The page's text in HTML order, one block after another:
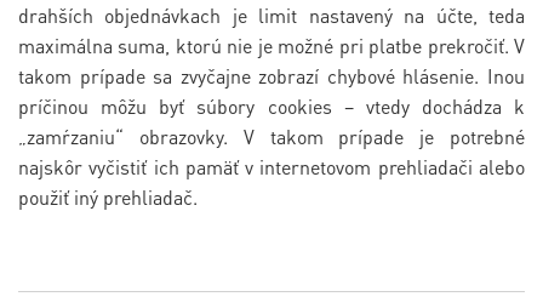
drahších objednávkach je limit nastavený na účte, teda
maximálna suma, ktorú nie je možné pri platbe prekročiť. V
takom prípade sa zvyčajne zobrazí chybové hlásenie. Inou
príčinou môžu byť súbory cookies – vtedy dochádza k
„zamŕzaniu“ obrazovky. V takom prípade je potrebné
najskôr vyčistiť ich pamäť v internetovom prehliadači alebo
použiť iný prehliadač.